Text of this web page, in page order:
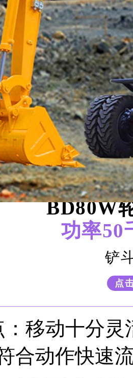
BD80W
功率50
铲
点
：移动十分
合动作快速